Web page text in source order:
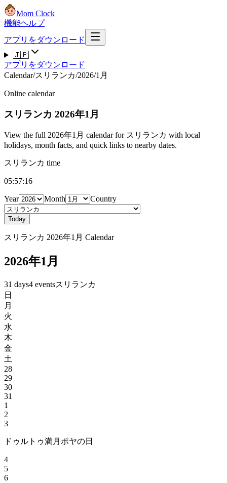
Mom Clock
機能ヘルプ
アプリをダウンロード
🇯🇵
アプリをダウンロード
Calendar/スリランカ/2026/1月
Online calendar
スリランカ 2026年1月
View the full 2026年1月 calendar for スリランカ with local
holidays, month facts, and quick links to nearby dates.
スリランカ time
05:57:17
Year Month Country
Today
スリランカ 2026年1月 Calendar
2026年1月
31 days4 eventsスリランカ
日
月
火
水
木
金
土
28
29
30
31
1
2
3
ドゥルトゥ満月ポヤの日
4
5
6